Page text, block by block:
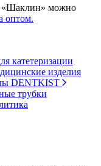
«Шаклин» можно
оптом.
катетеризации
изделия
DENTKIST
трубки